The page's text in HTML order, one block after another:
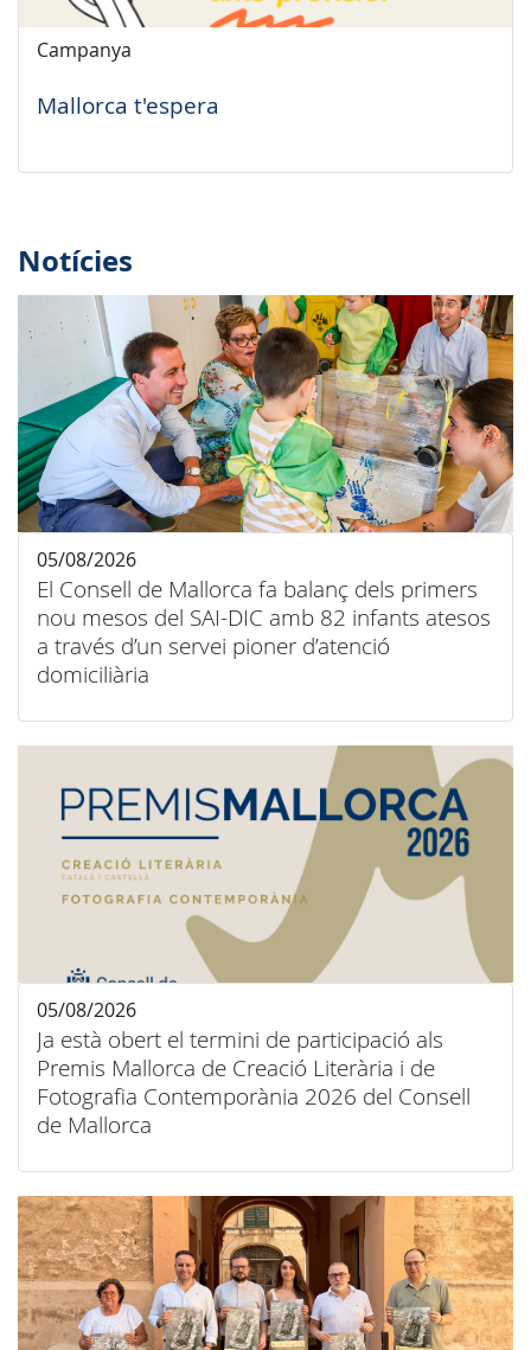
Campanya
Mallorca t'espera
Notícies
El Consell de Mallorca fa balanç dels primers
nou mesos del SAI-DIC amb 82 infants atesos
a través d’un servei pioner d’atenció
domiciliària
05/08/2026
Ja està obert el termini de participació als
Premis Mallorca de Creació Literària i de
Fotografia Contemporània 2026 del Consell
de Mallorca
05/08/2026